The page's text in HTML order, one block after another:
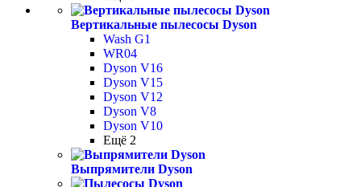
Вертикальные пылесосы Dyson
Wash G1
WR04
Dyson V16
Dyson V15
Dyson V12
Dyson V8
Dyson V10
Ещё 2
Выпрямители Dyson